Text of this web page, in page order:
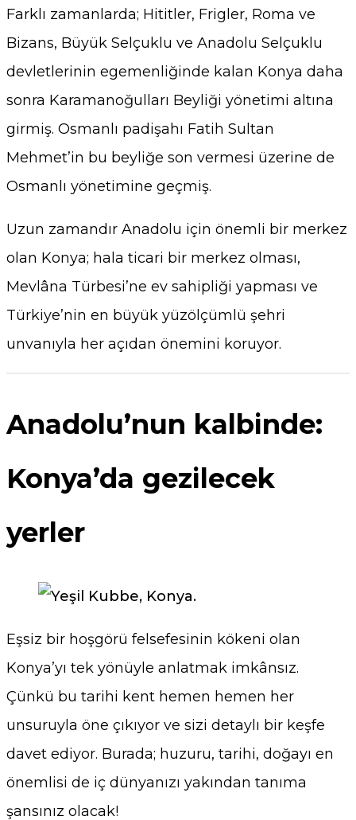
Farklı zamanlarda; Hititler, Frigler, Roma ve
Bizans, Büyük Selçuklu ve Anadolu Selçuklu
devletlerinin egemenliğinde kalan Konya daha
sonra Karamanoğulları Beyliği yönetimi altına
girmiş. Osmanlı padişahı Fatih Sultan
Mehmet’in bu beyliğe son vermesi üzerine de
Osmanlı yönetimine geçmiş.
Uzun zamandır Anadolu için önemli bir merkez
olan Konya; hala ticari bir merkez olması,
Mevlâna Türbesi’ne ev sahipliği yapması ve
Türkiye’nin en büyük yüzölçümlü şehri
unvanıyla her açıdan önemini koruyor.
Anadolu’nun kalbinde:
Konya’da gezilecek
yerler
Eşsiz bir hoşgörü felsefesinin kökeni olan
Konya’yı tek yönüyle anlatmak imkânsız.
Çünkü bu tarihi kent hemen hemen her
unsuruyla öne çıkıyor ve sizi detaylı bir keşfe
davet ediyor. Burada; huzuru, tarihi, doğayı en
önemlisi de iç dünyanızı yakından tanıma
şansınız olacak!